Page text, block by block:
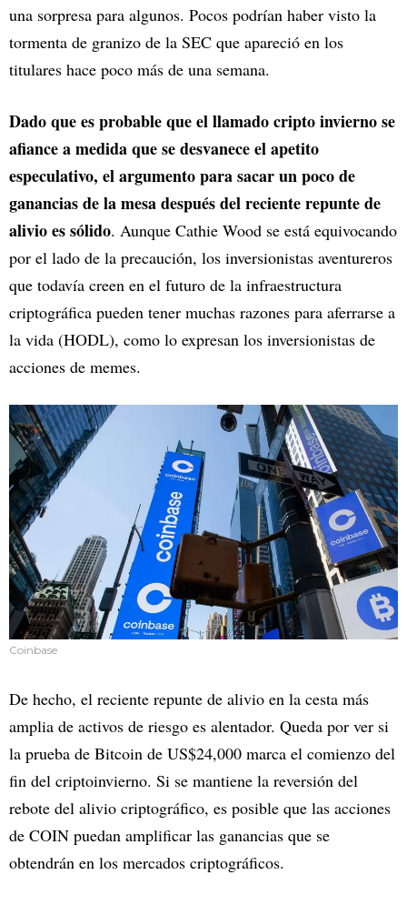
una sorpresa para algunos. Pocos podrían haber visto la
tormenta de granizo de la SEC que apareció en los
titulares hace poco más de una semana.
Dado que es probable que el llamado cripto invierno se
afiance a medida que se desvanece el apetito
especulativo, el argumento para sacar un poco de
ganancias de la mesa después del reciente repunte de
alivio es sólido. Aunque Cathie Wood se está equivocando
por el lado de la precaución, los inversionistas aventureros
que todavía creen en el futuro de la infraestructura
criptográfica pueden tener muchas razones para aferrarse a
la vida (HODL), como lo expresan los inversionistas de
acciones de memes.
Coinbase
De hecho, el reciente repunte de alivio en la cesta más
amplia de activos de riesgo es alentador. Queda por ver si
la prueba de Bitcoin de US$24,000 marca el comienzo del
fin del criptoinvierno. Si se mantiene la reversión del
rebote del alivio criptográfico, es posible que las acciones
de COIN puedan amplificar las ganancias que se
obtendrán en los mercados criptográficos.